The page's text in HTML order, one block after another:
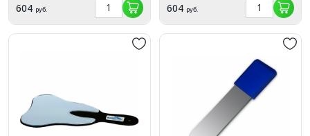
604 руб. 604 руб.